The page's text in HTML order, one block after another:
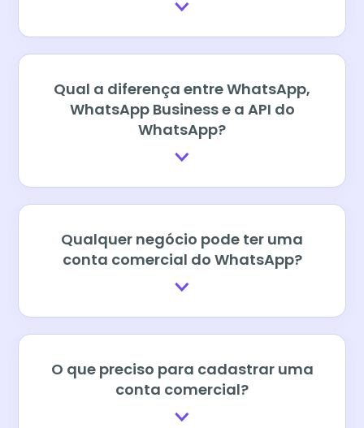
Qual a diferença entre WhatsApp,
WhatsApp Business e a API do
WhatsApp?
Qualquer negócio pode ter uma
conta comercial do WhatsApp?
O que preciso para cadastrar uma
conta comercial?